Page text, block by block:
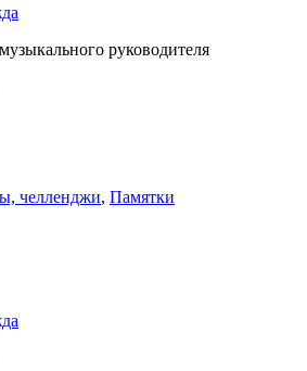
руководителя
челленджи, Памятки